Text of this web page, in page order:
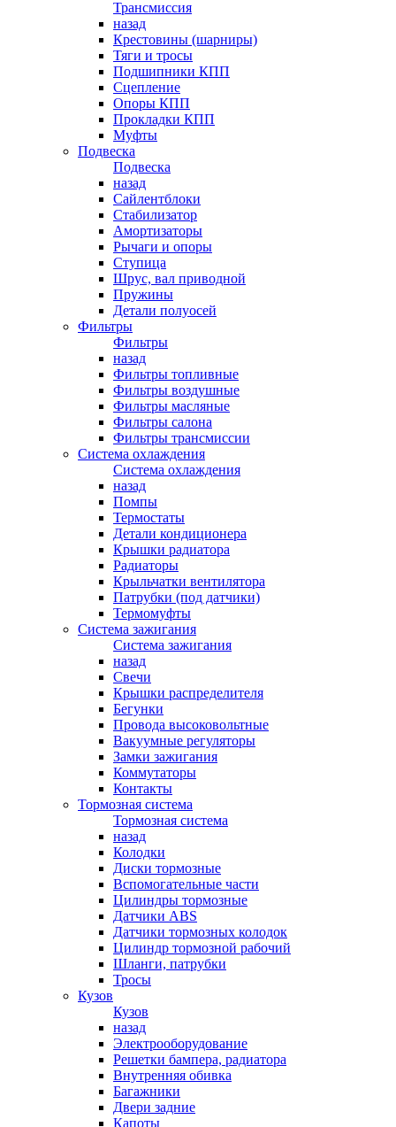
Трансмиссия
назад
Крестовины (шарниры)
Тяги и тросы
Подшипники КПП
Сцепление
Опоры КПП
Прокладки КПП
Муфты
Подвеска
Подвеска
назад
Сайлентблоки
Стабилизатор
Амортизаторы
Рычаги и опоры
Ступица
Шрус, вал приводной
Пружины
Детали полуосей
Фильтры
Фильтры
назад
Фильтры топливные
Фильтры воздушные
Фильтры масляные
Фильтры салона
Фильтры трансмиссии
Система охлаждения
Система охлаждения
назад
Помпы
Термостаты
Детали кондиционера
Крышки радиатора
Радиаторы
Крыльчатки вентилятора
Патрубки (под датчики)
Термомуфты
Система зажигания
Система зажигания
назад
Свечи
Крышки распределителя
Бегунки
Провода высоковольтные
Вакуумные регуляторы
Замки зажигания
Коммутаторы
Контакты
Тормозная система
Тормозная система
назад
Колодки
Диски тормозные
Вспомогательные части
Цилиндры тормозные
Датчики ABS
Датчики тормозных колодок
Цилиндр тормозной рабочий
Шланги, патрубки
Тросы
Кузов
Кузов
назад
Электрооборудование
Решетки бампера, радиатора
Внутренняя обивка
Багажники
Двери задние
Капоты